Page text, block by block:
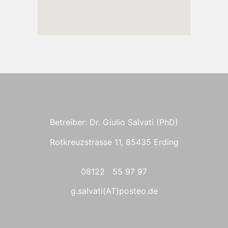
Betreiber: Dr. Giulio Salvati (PhD)
Rotkreuzstrasse 11, 85435 Erding
08122 55 97 97
g.salvati(AT)posteo.de